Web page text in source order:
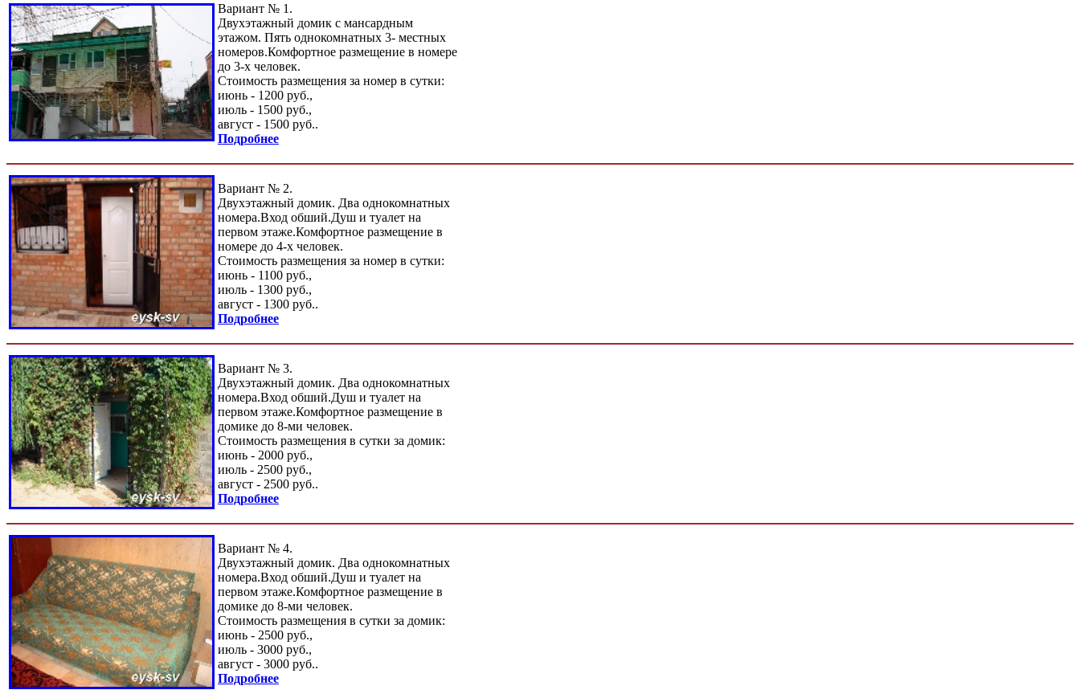
Вариант № 1.
Двухэтажный домик с мансардным
этажом. Пять однокомнатных 3- местных
номеров.Комфортное размещение в номере
до 3-х человек.
Стоимость размещения за номер в сутки:
июнь - 1200 руб.,
июль - 1500 руб.,
август - 1500 руб..
Подробнее
Вариант № 2.
Двухэтажный домик. Два однокомнатных
номера.Вход обший.Душ и туалет на
первом этаже.Комфортное размещение в
номере до 4-х человек.
Стоимость размещения за номер в сутки:
июнь - 1100 руб.,
июль - 1300 руб.,
август - 1300 руб..
Подробнее
Вариант № 3.
Двухэтажный домик. Два однокомнатных
номера.Вход обший.Душ и туалет на
первом этаже.Комфортное размещение в
домике до 8-ми человек.
Стоимость размещения в сутки за домик:
июнь - 2000 руб.,
июль - 2500 руб.,
август - 2500 руб..
Подробнее
Вариант № 4.
Двухэтажный домик. Два однокомнатных
номера.Вход обший.Душ и туалет на
первом этаже.Комфортное размещение в
домике до 8-ми человек.
Стоимость размещения в сутки за домик:
июнь - 2500 руб.,
июль - 3000 руб.,
август - 3000 руб..
Подробнее